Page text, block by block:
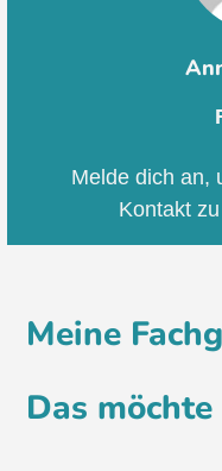
Melde dich an,
Kontakt
Meine
Das